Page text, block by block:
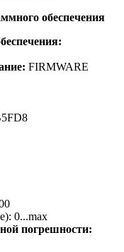
обеспечения
FIRMWARE
0...max
погрешности: